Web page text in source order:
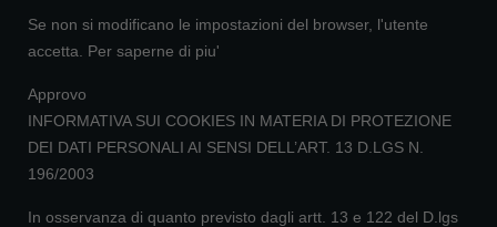
Se non si modificano le impostazioni del browser, l'utente
accetta. Per saperne di piu'
Approvo
INFORMATIVA SUI COOKIES IN MATERIA DI PROTEZIONE
DEI DATI PERSONALI AI SENSI DELL’ART. 13 D.LGS N.
196/2003
In osservanza di quanto previsto dagli artt. 13 e 122 del D.lgs